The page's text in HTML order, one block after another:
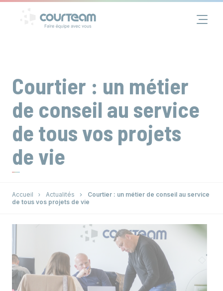
Groupe
Actualités
Courtier : un métier
de conseil au service
de tous vos projets
de vie
Accueil Actualités
Courtier : un métier de conseil au service
de tous vos projets de vie
Panneau de gestion des cookies